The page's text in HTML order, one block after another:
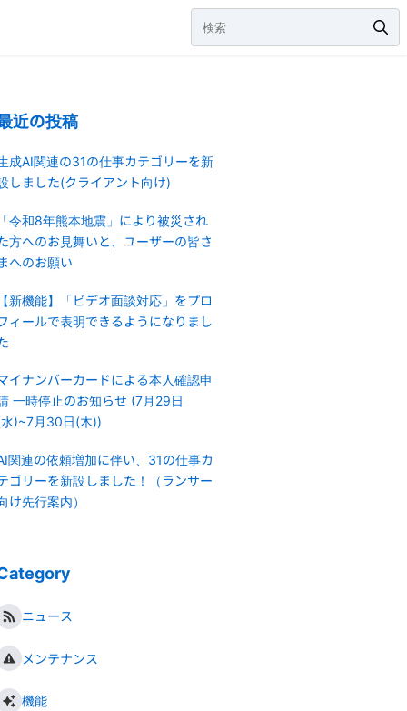
近の投稿
成AI関連の31の仕事カテゴリーを新
しました(クライアント向け)
令和8年熊本地震」により被災され
方へのお見舞いと、ユーザーの皆さ
へのお願い
新機能】「ビデオ面談対応」をプロ
ィールで表明できるようになりまし
イナンバーカードによる本人確認申
一時停止のお知らせ (7月29日
)~7月30日(木))
関連の依頼増加に伴い、31の仕事カ
ゴリーを新設しました！（ランサー
け先行案内）
ニュース
メンテナンス
機能